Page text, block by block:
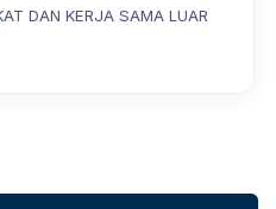
DAN KERJA SAMA LUAR